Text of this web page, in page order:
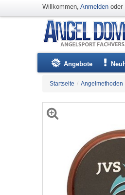
Willkommen, Anmelden oder
Angebote
Startseite / Angelmethoden